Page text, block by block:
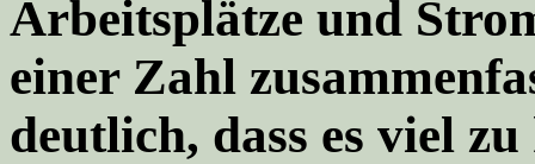
Arbeitsplätze und
einer Zahl
deutlich, dass es viel